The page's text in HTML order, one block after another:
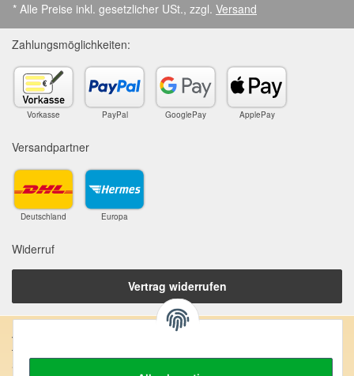
* Alle Preise inkl. gesetzlicher USt., zzgl. Versand
Zahlungsmöglichkeiten:
Vorkasse PayPal GooglePay ApplePay
Versandpartner
Deutschland Europa
Widerruf
Vertrag widerrufen
Anschrift:
SteinZeitOase